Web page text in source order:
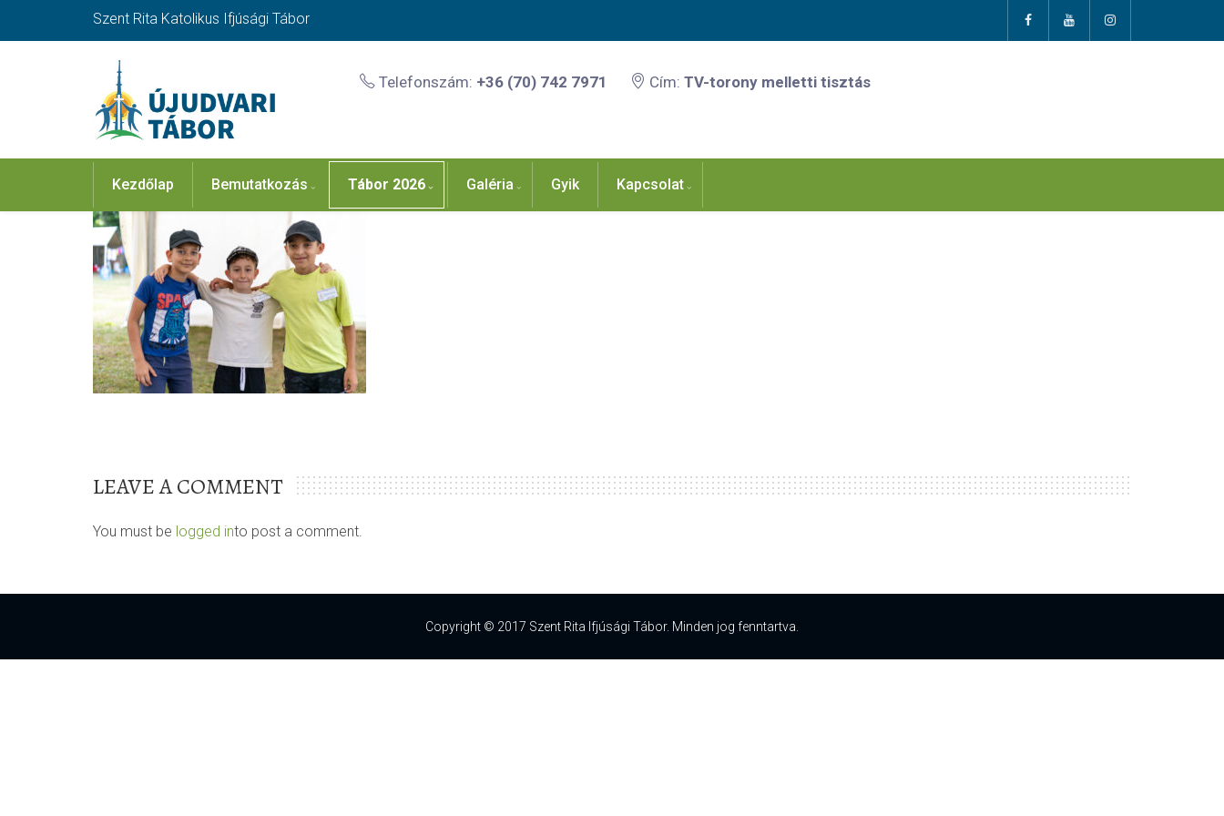
Szent Rita Katolikus Ifjúsági Tábor
Telefonszám: +36 (70) 742 7971 Cím: TV-torony melletti tisztás
Kezdőlap Bemutatkozás Tábor 2026 Galéria Gyik Kapcsolat
LEAVE A COMMENT
You must be logged into post a comment.
Copyright © 2017 Szent Rita Ifjúsági Tábor. Minden jog fenntartva.